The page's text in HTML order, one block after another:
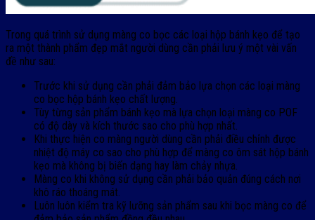
Trong quá trình sử dụng màng co bọc các loại hộp bánh kẹo để tạo
ra một thành phẩm đẹp mắt người dùng cần phải lưu ý một vài vấn
đề như sau:
Trước khi sử dụng cần phải đảm bảo lựa chọn các loại màng
co bọc hộp bánh kẹo chất lượng.
Tùy từng sản phẩm bánh kẹo mà lựa chọn loại màng co POF
có độ dày và kích thước sao cho phù hợp nhất.
Khi thực hiện co màng người dùng cần phải điều chỉnh được
nhiệt độ máy co sao cho phù hợp để màng co ôm sát hộp bánh
kẹo mà không bị biến dạng hay làm chảy nhựa.
Màng co khi không sử dụng cần phải bảo quản đúng cách nơi
khô ráo thoáng mát.
Luôn luôn kiểm tra kỹ lưỡng sản phẩm sau khi bọc màng co để